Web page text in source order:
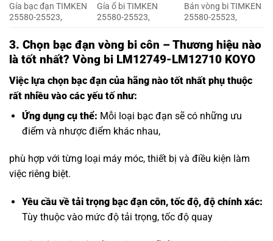
Gía bạc đạn TIMKEN
25580-25523,
Gía ổ bi TIMKEN
25580-25523,
Bán vòng bi TIMKEN
25580-25523,
3. Chọn bạc đạn vòng bi côn – Thương hiệu nào
là tốt nhất? Vòng bi LM12749-LM12710 KOYO
Việc lựa chọn bạc đạn của hãng nào tốt nhất phụ thuộc
rất nhiều vào các yếu tố như:
Ứng dụng cụ thể: Mỗi loại bạc đạn sẽ có những ưu
điểm và nhược điểm khác nhau,
phù hợp với từng loại máy móc, thiết bị và điều kiện làm
việc riêng biệt.
Yêu cầu vềtải trọng bạc đạn côn, tốc độ, độ chính xác:
Tùy thuộc vào mức độ tải trọng, tốc độ quay